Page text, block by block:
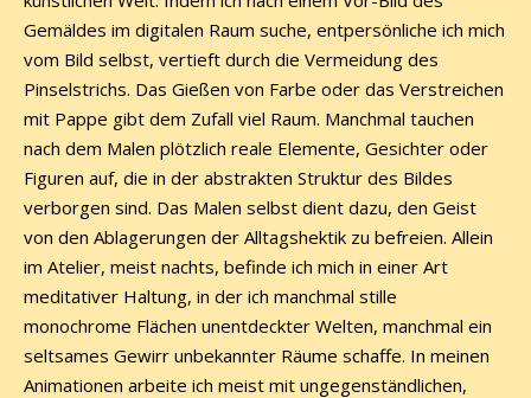
Gemäldes im digitalen Raum suche, entpersönliche ich mich
vom Bild selbst, vertieft durch die Vermeidung des
Pinselstrichs. Das Gießen von Farbe oder das Verstreichen
mit Pappe gibt dem Zufall viel Raum. Manchmal tauchen
nach dem Malen plötzlich reale Elemente, Gesichter oder
Figuren auf, die in der abstrakten Struktur des Bildes
verborgen sind. Das Malen selbst dient dazu, den Geist
von den Ablagerungen der Alltagshektik zu befreien. Allein
im Atelier, meist nachts, befinde ich mich in einer Art
meditativer Haltung, in der ich manchmal stille
monochrome Flächen unentdeckter Welten, manchmal ein
seltsames Gewirr unbekannter Räume schaffe. In meinen
Animationen arbeite ich meist mit ungegenständlichen,